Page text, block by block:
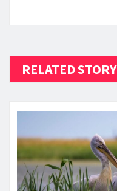
RELATED STORY